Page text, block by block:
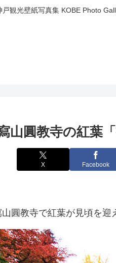
戸観光壁紙写真集 KOBE Photo
山圓教寺の紅葉
X Facebook
圓教寺で紅葉が見頃を迎